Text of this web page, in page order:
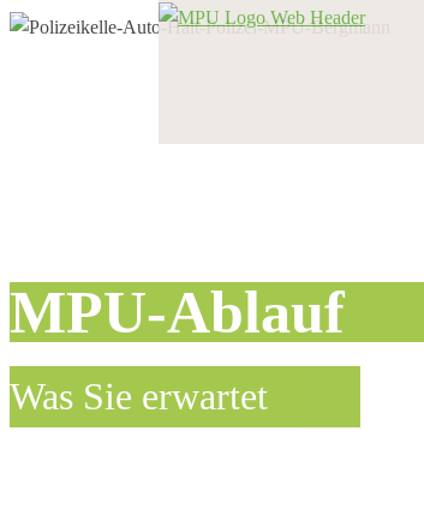
MPU-Ablauf
Was Sie erwartet